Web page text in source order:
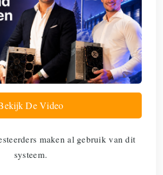
De Video
maken al gebruik van dit
systeem.